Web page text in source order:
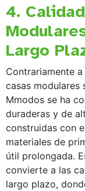
4.
Largo
Contrariamente
casas
Mmodos se ha
duraderas y de
construidas con
materiales de
útil prolongada.
convierte a las
largo plazo,